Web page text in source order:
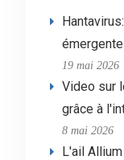
19 mai 2026
Video sur
grâce à
8 mai 2026
L'ail